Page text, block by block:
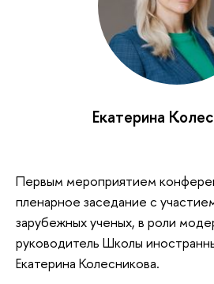
Екатерина
Первым мероприятием
пленарное заседание с
зарубежных ученых, в роли
руководитель Школы
Екатерина Колесникова.